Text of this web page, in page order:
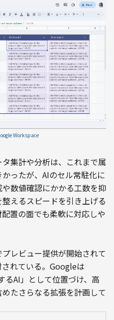
Workspace
集計や分析は、これまで属
ったが、AIのセル常駐化に
数値確認にかかる工数を抑
えるスピードを引き上げる
置の面でも柔軟に対応しや
レビュー提供が開始されて
れている。Googleは
AI」として位置づけ、高
たさらなる拡張を計画して